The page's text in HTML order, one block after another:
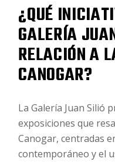
¿QUÉ
GALERÍA
RELACIÓN A
CANOGAR?
La Galería Juan Silió
exposiciones que
Canogar, centradas
contemporáneo y el